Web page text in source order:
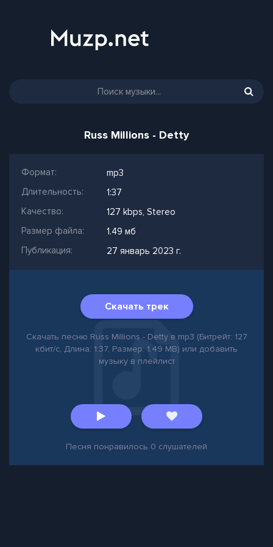
Russ Millions - Detty
Формат:
mp3
Длительность:
1:37
Качество:
127 kbps, Stereo
Размер файла:
1.49 мб
Публикация:
27 январь 2023 г.
Скачать трек
Скачать песню Russ Millions - Detty в mp3 (Битрейт: 127
кбит/с, Длина: 1:37, Размер: 1.49 MB) или добавить
музыку в плейлист
Песня понравилось 0 слушателей